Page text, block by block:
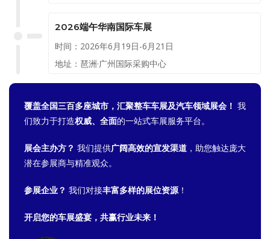
2026端午华南国际车展
时间：2026年6月19日-6月21日
地址：琶洲·广州国际采购中心
覆盖全国三百多座城市，汇聚整车车展及汽车领域展会！ 我
们致力于打造权威、全面的一站式车展服务平台。
展会主办方？ 我们提供广阔高效的宣发渠道 ，助您触达庞大
潜在参展商与精准观众。
参展企业？ 我们对接丰富多样的展位资源！
开启您的车展盛宴，共赢行业未来！